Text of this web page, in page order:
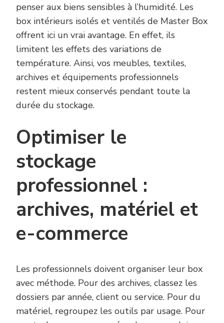
penser aux biens sensibles à l’humidité. Les
box intérieurs isolés et ventilés de Master Box
offrent ici un vrai avantage. En effet, ils
limitent les effets des variations de
température. Ainsi, vos meubles, textiles,
archives et équipements professionnels
restent mieux conservés pendant toute la
durée du stockage.
Optimiser le
stockage
professionnel :
archives, matériel et
e-commerce
Les professionnels doivent organiser leur box
avec méthode. Pour des archives, classez les
dossiers par année, client ou service. Pour du
matériel, regroupez les outils par usage. Pour